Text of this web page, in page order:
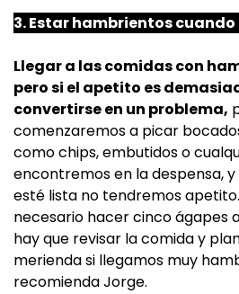
3. Estar hambrientos
Llegar a las comidas con
pero si el apetito es
convertirse en un problema,
comenzaremos a picar
como chips, embutidos o
encontremos en la despensa,
esté lista no tendremos
necesario hacer cinco ágapes
hay que revisar la comida y
merienda si llegamos muy
recomienda Jorge.